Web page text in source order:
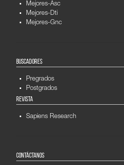
Mejores-Asc
Mejores-Dti
Mejores-Gnc
BUSCADORES
Pregrados
Postgrados
REVISTA
Sapiens Research
CONTÁCTANOS